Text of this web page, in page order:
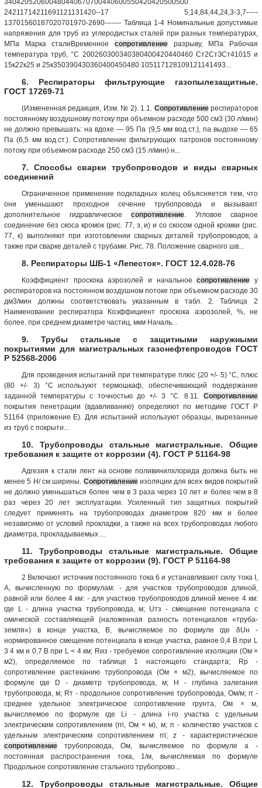
24211714211691121131420--17 5,14,84,44,24,3-3,7-----
13701560187020701970-2690------- Таблица 1-4 Номинальные допустимые
напряжения для труб из углеродистых сталей при разных температурах,
МПа Марка сталиВременное сопротивление разрыву, МПа Рабочая
температура труб, °С 200260300340380400420440460 Ст2СтЗСт41015 и
15к22к25 и 25к350390430360400450480 105117128109121141493...
6. Респираторы фильтрующие газопылезащитные.
ГОСТ 17269-71
(Измененная редакция, Изм. № 2). 1.1. Сопротивлениереспираторов
постоянному воздушному потоку при объемном расходе 500 см3 (30 л/мин)
не должно превышать: на вдохе — 95 Па (9,5 мм вод.ст.), па выдохе — 65
Па (6,5 мм вод.ст.). Сопротивление фильтрующих патронов постоянному
потоку при объемном расходе 250 см3 (15 л/мин) н...
7. Способы сварки трубопроводов и виды сварных
соединений
Ограниченное применение подкладных колец объясняется тем, что
они уменьшают проходное сечение трубопровода и вызывают
дополнительное гидравлическое сопротивление . Угловое сварное
соединение без скоса кромок (рис. 77, з, и) и со скосом одной кромки (рис.
77, к) выполняют при изготовлении сварных деталей трубопроводов, а
также при сварке деталей с трубами. Рис. 78. Положение сварного шв...
8. Респираторы ШБ-1 «Лепесток». ГОСТ 12.4.028-76
Коэффициент проскока аэрозолей и начальноесопротивление у
респираторов на постоянном воздушном потоке при объемном расходе 30
дм3/мин должны соответствовать указанным в табл. 2. Таблица 2
Наименование респиратора Коэффициент проскока аэрозолей, %, не
более, при среднем диаметре частиц, мкм Началь...
9. Трубы стальные с защитными наружными
покрытиями для магистральных газонефтепроводов ГОСТ
Р 52568-2006
Для проведения испытаний при температуре плюс (20 +/- 5) °C, плюс
(80 +/- 3) °C используют термошкаф, обеспечивающий поддержание
заданной температуры с точностью до +/- 3 °C. 8.11. Сопротивление
покрытия пенетрации (вдавливанию) определяют по методике ГОСТ Р
51164 (приложение Е). Для испытаний используют образцы, вырезанные
из труб с покрыти...
10. Трубопроводы стальные магистральные. Общие
требования к защите от коррозии (4). ГОСТ Р 51164-98
Адгезия к стали лент на основе поливинилхлорида должна быть не
менее 5 Н/ см ширины. Сопротивлениеизоляции для всех видов покрытий
не должно уменьшаться более чем в 3 раза через 10 лет и более чем в 8
раз через 20 лет эксплуатации. Усиленный тип защитных покрытий
следует применять на трубопроводах диаметром 820 мм и более
независимо от условий прокладки, а также на всех трубопроводах любого
диаметра, прокладываемых ...
11. Трубопроводы стальные магистральные. Общие
требования к защите от коррозии (9). ГОСТ Р 51164-98
2 Включают источник постоянного тока 6 и устанавливают силу тока I,
А, вычисленную по формулам: - для участков трубопроводов длиной,
равной или более 4 км: - для участков трубопроводов длиной менее 4 км:
где L - длина участка трубопровода, м; Uтз - смещение потенциала с
омической составляющей (наложенная разность потенциалов «труба-
земля») в конце участка, В, вычисляемое по формуле где δUн -
нормированное смещение потенциала в конце участка, равное 0,4 В при L
3 4 км и 0,7 В при L < 4 км; Rиз - требуемое сопротивление изоляции (Ом ×
м2), определяемое по таблице 1 настоящего стандарта; Rр -
сопротивление растеканию трубопровода (Ом × м2), вычисляемое по
формуле где D - диаметр трубопровода, м; Н - глубина залегания
трубопровода, м; Rт - продольное сопротивление трубопровода, Ом/м; rг -
среднее удельное электрическое сопротивление грунта, Ом × м,
вычисляемое по формуле где Li - длина i-го участка с удельным
электрическим сопротивлением (rгi, Ом × м), м; п - количество участков с
удельным электрическим сопротивлением rгi; z - характеристическое
сопротивление трубопровода, Ом, вычисляемое по формуле а -
постоянная распространения тока, 1/м, вычисляемая по формуле
Продольное сопротивление стального трубопрово...
12. Трубопроводы стальные магистральные. Общие